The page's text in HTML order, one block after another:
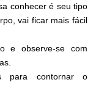
conhecer é seu tipo
vai ficar mais fácil
e observe-se com
para contornar o